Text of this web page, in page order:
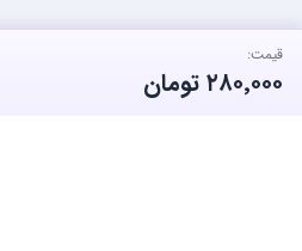
قیمت:
۲۸۰٬۰۰۰تومان